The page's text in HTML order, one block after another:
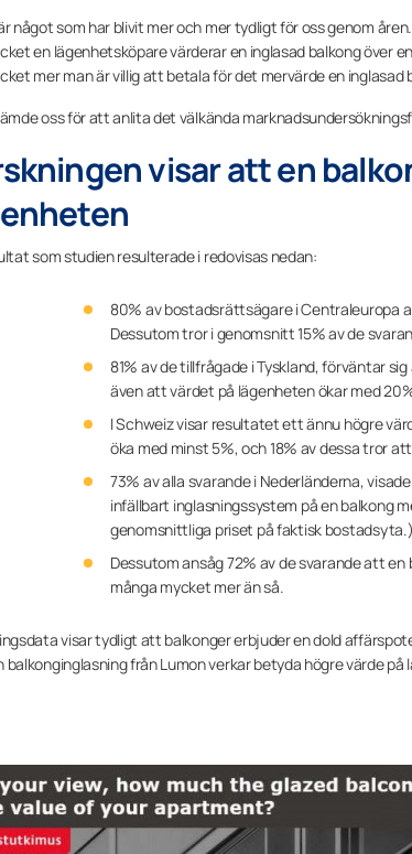
något som har blivit mer och mer tydligt för oss genom
en lägenhetsköpare värderar en inglasad balkong över
mer man är villig att betala för det mervärde en inglasad
oss för att anlita det välkända
visar att en
som studien resulterade i redovisas nedan:
80% av bostadsrättsägare i Centraleuropa
Dessutom tror i genomsnitt 15% av de
81% av de tillfrågade i Tyskland, förväntar
även att värdet på lägenheten ökar med
I Schweiz visar resultatet ett ännu högre
öka med minst 5%, och 18% av dessa tror
73% av alla svarande i Nederländerna,
infällbart inglasningssystem på en balkong
genomsnittliga priset på faktisk bostadsyta.)
Dessutom ansåg 72% av de svarande att
många mycket mer än så.
visar tydligt att balkonger erbjuder en dold
balkonginglasning från Lumon verkar betyda högre värde